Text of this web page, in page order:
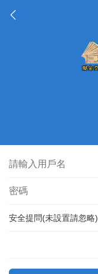
安全提問(未設置請忽略)